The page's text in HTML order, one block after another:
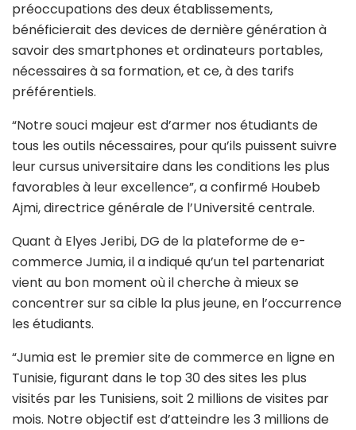
préoccupations des deux établissements,
bénéficierait des devices de dernière génération à
savoir des smartphones et ordinateurs portables,
nécessaires à sa formation, et ce, à des tarifs
préférentiels.
“Notre souci majeur est d’armer nos étudiants de
tous les outils nécessaires, pour qu’ils puissent suivre
leur cursus universitaire dans les conditions les plus
favorables à leur excellence”, a confirmé Houbeb
Ajmi, directrice générale de l’Université centrale.
Quant à Elyes Jeribi, DG de la plateforme de e-
commerce Jumia, il a indiqué qu’un tel partenariat
vient au bon moment où il cherche à mieux se
concentrer sur sa cible la plus jeune, en l’occurrence
les étudiants.
“Jumia est le premier site de commerce en ligne en
Tunisie, figurant dans le top 30 des sites les plus
visités par les Tunisiens, soit 2 millions de visites par
mois. Notre objectif est d’atteindre les 3 millions de